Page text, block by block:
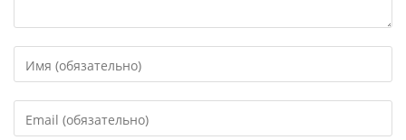
свое
или
имя
свой